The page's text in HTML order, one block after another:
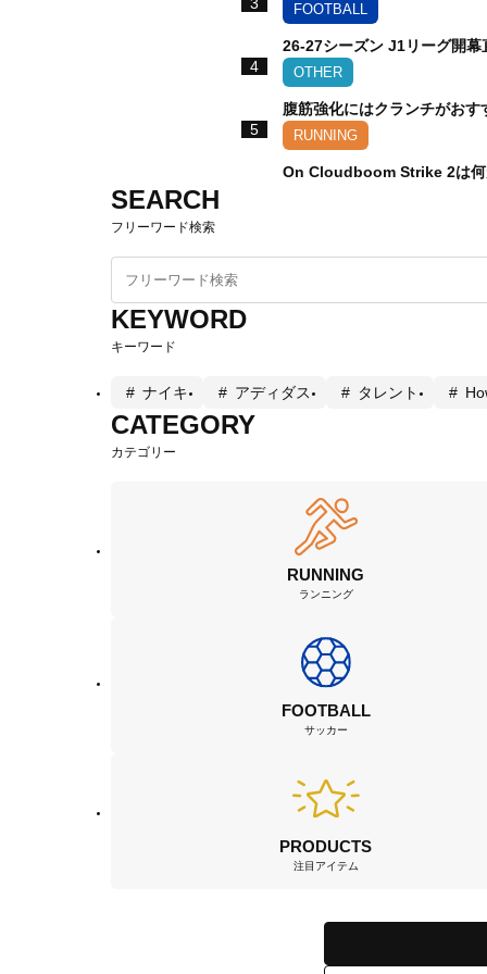
FOOTBALL
26-27シーズン J1リーグ開幕
4
OTHER
腹筋強化にはクランチがお
5
RUNNING
On Cloudboom Strike 2は何
SEARCH
フリーワード検索
KEYWORD
キーワード
ナイキ アディダス タレント
CATEGORY
カテゴリー
RUNNING
ランニング
FOOTBALL
サッカー
PRODUCTS
注目アイテム